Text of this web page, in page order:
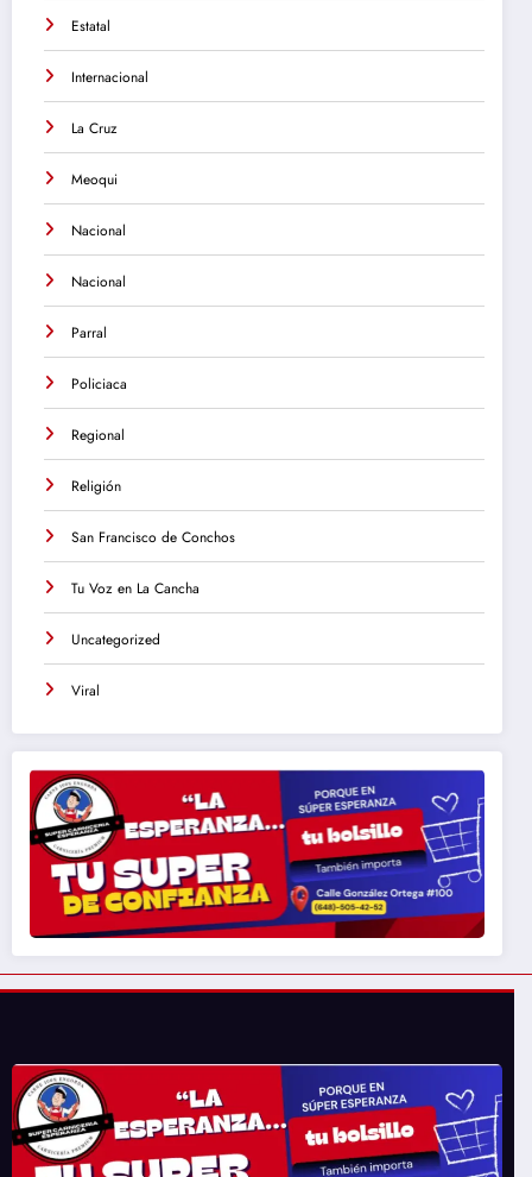
Estatal
Internacional
La Cruz
Meoqui
Nacional
Nacional
Parral
Policiaca
Regional
Religión
San Francisco de Conchos
Tu Voz en La Cancha
Uncategorized
Viral